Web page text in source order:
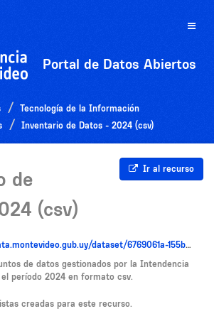
Toggle
Portal de Datos Abiertos
Tecnología de la Información
Inventario de Datos - 2024 (csv)
Ir al recurso
de
(csv)
155b-460e-80f7-eb48b61857d2/resource/47bdf9f5-a59e-4752-8a48-7a908dd6c72e/download/inventariodatos2024v3.csv
de datos gestionados por la Intendencia
período 2024 en formato csv.
creadas para este recurso.